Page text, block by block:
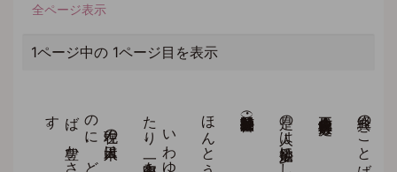
全ページ表示
1ページ中の 1ページ目を表示
経典のことば（６２）
。